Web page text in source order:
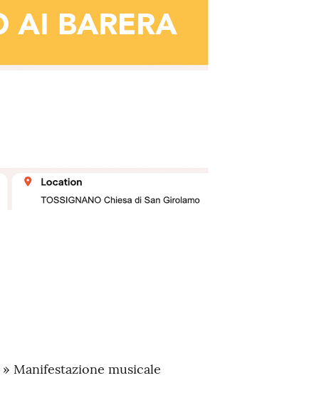
Manifestazione musicale